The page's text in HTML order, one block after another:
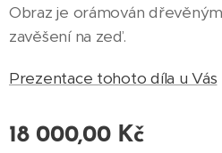
Obraz je orámován
zavěšení na zeď.
Prezentace tohoto díla u Vás
18 000,00Kč